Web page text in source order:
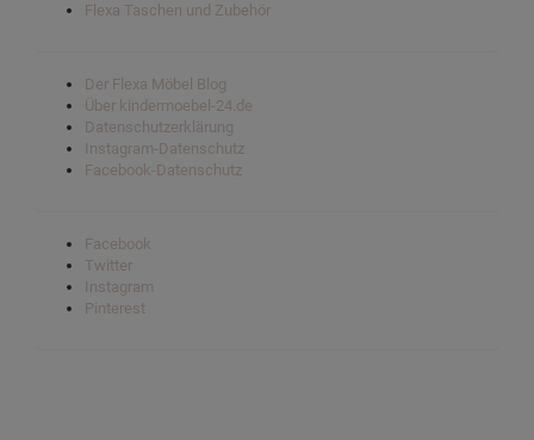
Flexa Taschen und Zubehör
Der Flexa Möbel Blog
Über kindermoebel-24.de
Datenschutzerklärung
Instagram-Datenschutz
Facebook-Datenschutz
Facebook
Twitter
Instagram
Pinterest